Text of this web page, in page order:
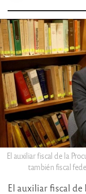
El auxiliar fiscal de la
también fiscal
El auxiliar fiscal de